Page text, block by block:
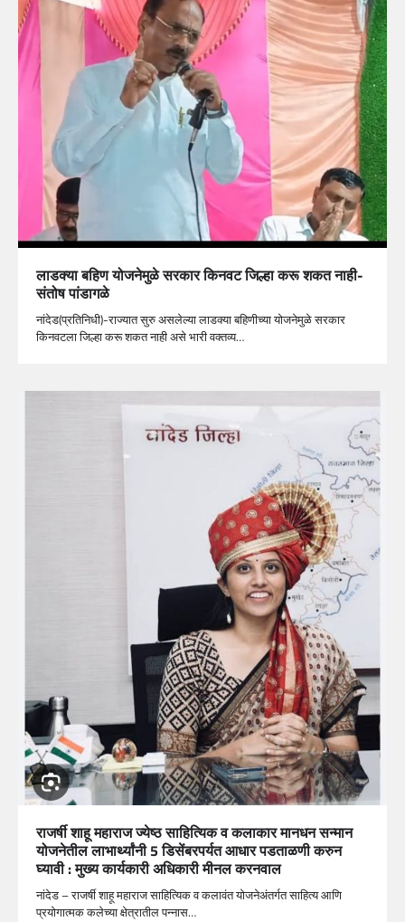
लाडक्या बहिण योजनेमुळे सरकार किनवट जिल्हा करू शकत नाही-
संतोष पांडागळे
नांदेड(प्रतिनिधी)-राज्यात सुरु असलेल्या लाडक्या बहिणीच्या योजनेमुळे सरकार
किनवटला जिल्हा करू शकत नाही असे भारी वक्तव्य…
राजर्षी शाहू महाराज ज्येष्ठ साहित्यिक व कलाकार मानधन सन्मान
योजनेतील लाभार्थ्यांनी 5 डिसेंबरपर्यत आधार पडताळणी करुन
घ्यावी : मुख्य कार्यकारी अधिकारी मीनल करनवाल
नांदेड – राजर्षी शाहू महाराज साहित्यिक व कलावंत योजनेअंतर्गत साहित्य आणि
प्रयोगात्मक कलेच्या क्षेत्रातील पन्नास…